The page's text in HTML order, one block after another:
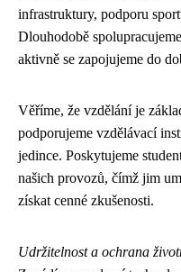
infrastruktury, podporu
Dlouhodobě
aktivně se zapojujeme do
Věříme, že vzdělání je
podporujeme vzdělávací
jedince. Poskytujeme
našich provozů, čímž jim
získat cenné zkušenosti.
Udržitelnost a ochrana